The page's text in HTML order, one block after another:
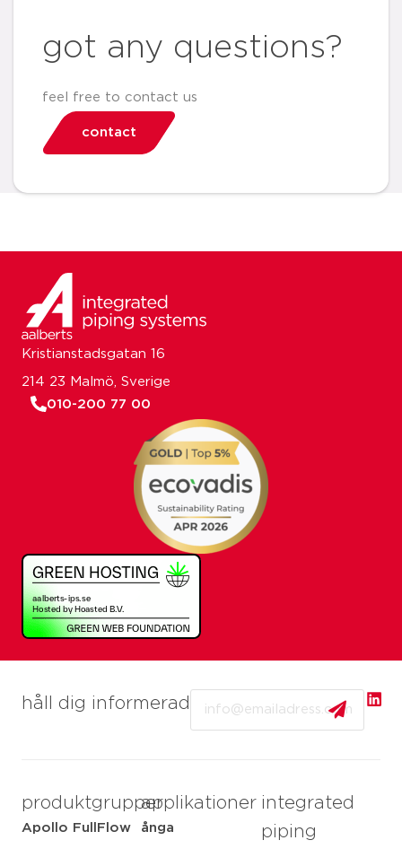
got any questions?
feel free to contact us
contact
håll dig informerad
produktgrupper
Apollo FullFlow
applikationer
ånga
integrated
piping
Kristianstadsgatan 16
214 23 Malmö, Sverige
010-200 77 00